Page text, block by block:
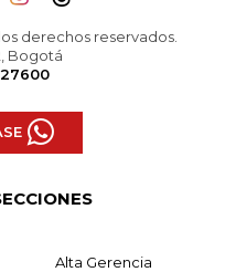
derechos reservados.
Bogotá
Alta Gerencia